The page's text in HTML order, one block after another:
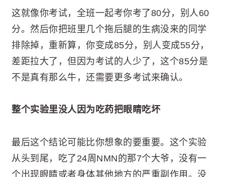
这就像你考试，全班一起考你考了80分，别人60
分。然后你把班里几个拖后腿的生病没来的同学
排除掉，重新算，你变成85分，别人变成55分，
差距拉大了，但因为考试的人少了，这个85分是
不是真有那么牛，还需要更多考试来确认。
整个实验里没人因为吃药把眼睛吃坏
最后这个结论可能比你想象的要重要。这个实验
从头到尾，吃了24周NMN的那7个大爷，没有一
个出现眼睛或者身体其他地方的严重副作用。没